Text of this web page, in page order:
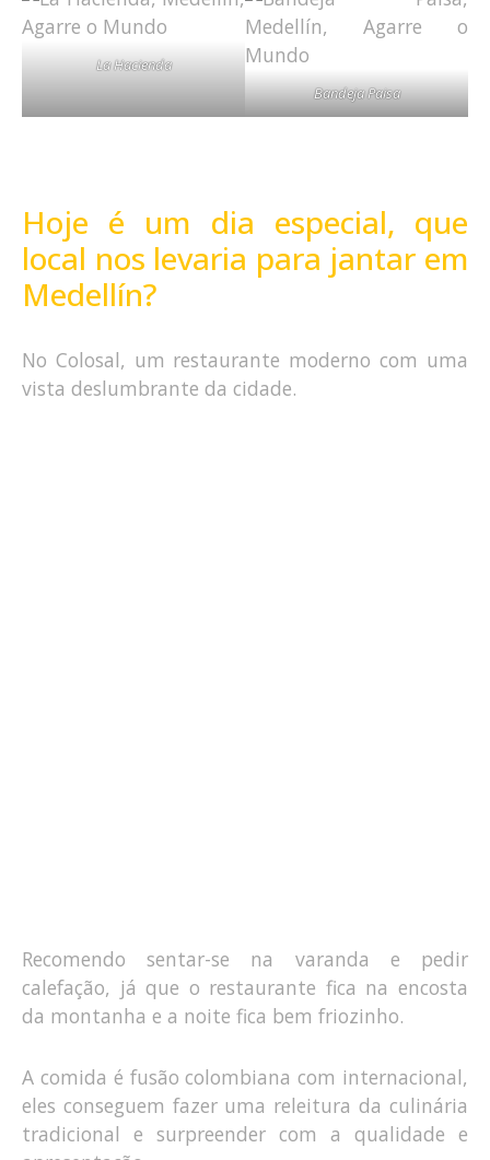
La Hacienda
Bandeja Paisa
Hoje é um dia especial, que
local nos levaria para jantar em
Medellín?
No Colosal, um restaurante moderno com uma
vista deslumbrante da cidade.
Recomendo sentar-se na varanda e pedir
calefação, já que o restaurante fica na encosta
da montanha e a noite fica bem friozinho.
A comida é fusão colombiana com internacional,
eles conseguem fazer uma releitura da culinária
tradicional e surpreender com a qualidade e